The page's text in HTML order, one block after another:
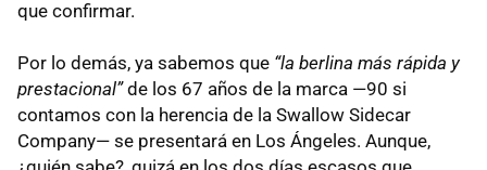
que confirmar.
Por lo demás, ya sabemos que “la berlina más rápida y
prestacional”de los 67 años de la marca —90 si
contamos con la herencia de la Swallow Sidecar
Company— se presentará en Los Ángeles. Aunque,